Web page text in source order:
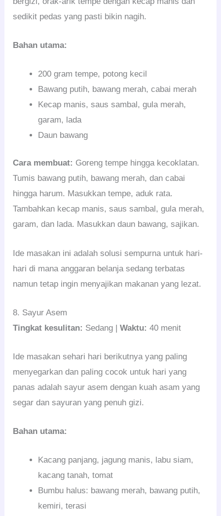
sedikit pedas yang pasti bikin nagih.
Bahan utama:
200 gram tempe, potong kecil
Bawang putih, bawang merah, cabai merah
Kecap manis, saus sambal, gula merah,
garam, lada
Daun bawang
Cara membuat: Goreng tempe hingga kecoklatan.
Tumis bawang putih, bawang merah, dan cabai
hingga harum. Masukkan tempe, aduk rata.
Tambahkan kecap manis, saus sambal, gula merah,
garam, dan lada. Masukkan daun bawang, sajikan.
Ide masakan ini adalah solusi sempurna untuk hari-
hari di mana anggaran belanja sedang terbatas
namun tetap ingin menyajikan makanan yang lezat.
8. Sayur Asem
Tingkat kesulitan: Sedang |Waktu: 40 menit
Ide masakan sehari hari berikutnya yang paling
menyegarkan dan paling cocok untuk hari yang
panas adalah sayur asem dengan kuah asam yang
segar dan sayuran yang penuh gizi.
Bahan utama:
Kacang panjang, jagung manis, labu siam,
kacang tanah, tomat
Bumbu halus: bawang merah, bawang putih,
kemiri, terasi